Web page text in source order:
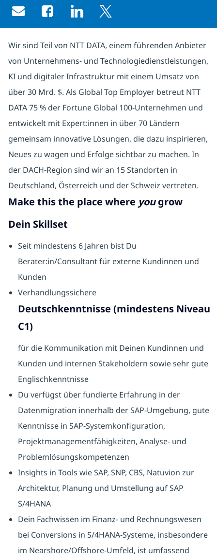
Share via email
Share via Facebook
Share via LinkedIn
Share via twitter
Wir sind Teil von NTT DATA, einem führenden Anbieter
von Unternehmens- und Technologiedienstleistungen,
KI und digitaler Infrastruktur mit einem Umsatz von
über 30 Mrd. $. Als Global Top Employer betreut NTT
DATA 75 % der Fortune Global 100-Unternehmen und
entwickelt mit Expert:innen in über 70 Ländern
gemeinsam innovative Lösungen, die dazu inspirieren,
Neues zu wagen und Erfolge sichtbar zu machen. In
der DACH-Region sind wir an 15 Standorten in
Deutschland, Österreich und der Schweiz vertreten.
Make this the place where yougrow
Dein Skillset
Seit mindestens 6 Jahren bist Du
Berater:in/Consultant für externe Kundinnen und
Kunden
Verhandlungssichere
Deutschkenntnisse (mindestens Niveau
C1)
für die Kommunikation mit Deinen Kundinnen und
Kunden und internen Stakeholdern sowie sehr gute
Englischkenntnisse
Du verfügst über fundierte Erfahrung in der
Datenmigration innerhalb der SAP-Umgebung, gute
Kenntnisse in SAP-Systemkonfiguration,
Projektmanagementfähigkeiten, Analyse- und
Problemlösungskompetenzen
Insights in Tools wie SAP, SNP, CBS, Natuvion zur
Architektur, Planung und Umstellung auf SAP
S/4HANA
Dein Fachwissen im Finanz- und Rechnungswesen
bei Conversions in S/4HANA-Systeme, insbesondere
im Nearshore/Offshore-Umfeld, ist umfassend